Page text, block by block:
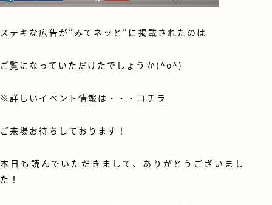
ステキな広告が”みてネッと”に掲載されたのは
ご覧になっていただけたでしょうか(^o^)
※詳しいイベント情報は・・・ コチラ
ご来場お待ちしております！
本日も読んでいただきまして、ありがとうございまし
た！